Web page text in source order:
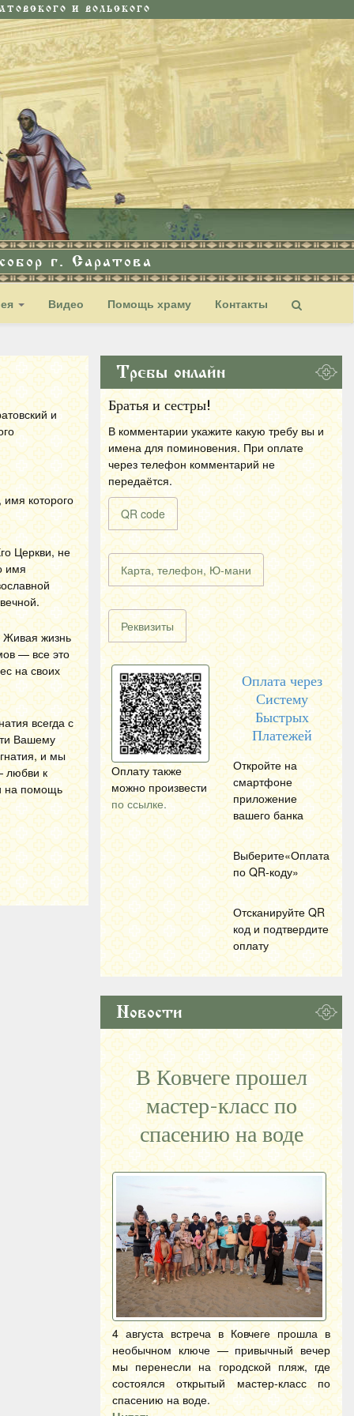
И ВОЛЬСКОГО
г. Саратова
Видео Помощь храму Контакты
и
которого
Церкви, не
имя
Живая жизнь
— все это
на своих
всегда с
Вашему
и мы
любви к
на помощь
Требы онлайн
Братья и сестры!
В комментарии укажите какую требу вы и
имена для поминовения. При оплате
через телефон комментарий не
передаётся.
QR code
Карта, телефон, Ю-мани
Реквизиты
Оплату также
можно произвести
по ссылке.
Оплата через
Систему
Быстрых
Платежей
Откройте на
смартфоне
приложение
вашего банка
Выберите«Оплата
по QR-коду»
Отсканируйте QR
код и подтвердите
оплату
Новости
В Ковчеге прошел
мастер-класс по
спасению на воде
4 августа встреча в Ковчеге прошла в
необычном ключе — привычный вечер
мы перенесли на городской пляж, где
состоялся открытый мастер-класс по
спасению на воде.